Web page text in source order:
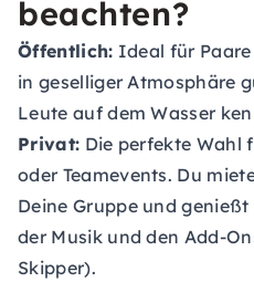
beachten?
Öffentlich: Ideal für
in geselliger Atmosphäre
Leute auf dem Wasser
Privat: Die perfekte Wahl
oder Teamevents. Du
Deine Gruppe und
der Musik und den Add-
Skipper).